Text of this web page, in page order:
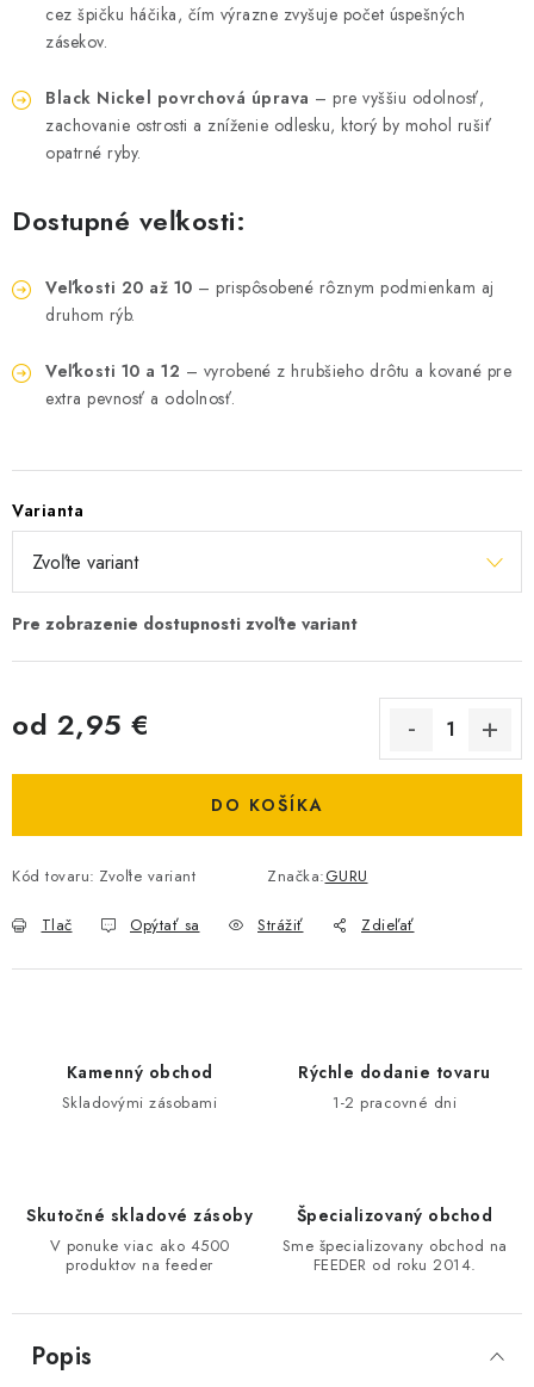
Doprava Navštívte našu predajňu v MARCELOVEJ »
cez špičku háčika, čím výrazne zvyšuje počet úspešných
zásekov.
Black Nickel povrchová úprava – pre vyššiu odolnosť,
zachovanie ostrosti a zníženie odlesku, ktorý by mohol rušiť
opatrné ryby.
Dostupné veľkosti:
Veľkosti 20 až 10 – prispôsobené rôznym podmienkam aj
druhom rýb.
Veľkosti 10 a 12 – vyrobené z hrubšieho drôtu a kované pre
extra pevnosť a odolnosť.
Varianta
od 2,95 €
DO KOŠÍKA
Kód tovaru: Zvoľte variant Značka:GURU
Tlač Opýtať sa Strážiť Zdieľať
Kamenný obchod
Skladovými zásobami
Rýchle dodanie tovaru
1-2 pracovné dni
Skutočné skladové zásoby
V ponuke viac ako 4500
produktov na feeder
Špecializovaný obchod
Sme špecializovany obchod na
FEEDER od roku 2014.
Popis